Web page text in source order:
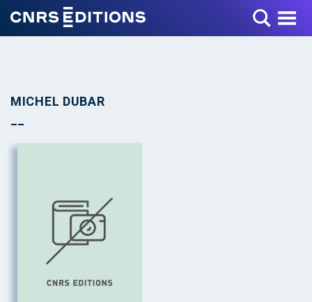
Toggle Menu
MICHEL DUBAR